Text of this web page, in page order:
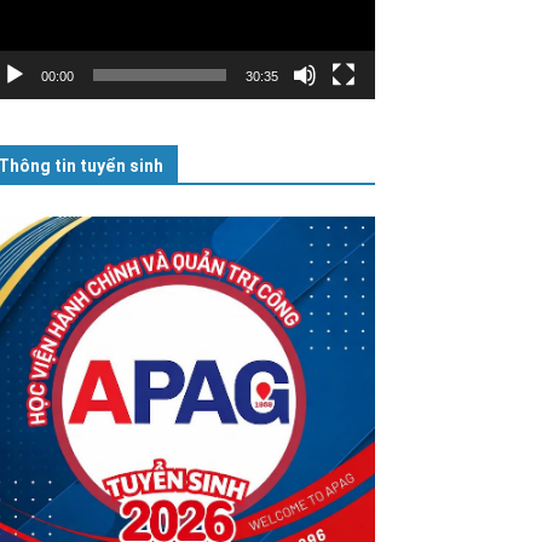
00:00 30:35
Thông tin tuyển sinh